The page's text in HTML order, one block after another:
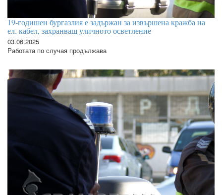
19-годишен бургазлия е задържан за извършена кражба на
ел. кабел, захранващ уличното осветление
03.06.2025
Работата по случая продължава